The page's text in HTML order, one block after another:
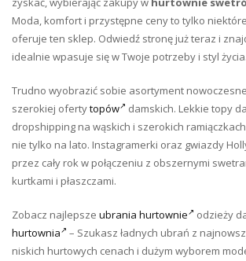
Moda, komfort i przystępne ceny to tylko
oferuje ten sklep. Odwiedź stronę już teraz i
idealnie wpasuje się w Twoje potrzeby i styl życia.
Trudno wyobrazić sobie asortyment
szerokiej ofertytopów
damskich. Lekkie topy
dropshipping na wąskich i szerokich
nie tylko na lato. Instagramerki oraz gwiazdy
przez cały rok w połączeniu z obszernymi
kurtkami i płaszczami.
Zobacz najlepsze ubrania hurtownie odzieży
hurtownia
– Szukasz ładnych ubrań z
niskich hurtowych cenach i dużym wyborem